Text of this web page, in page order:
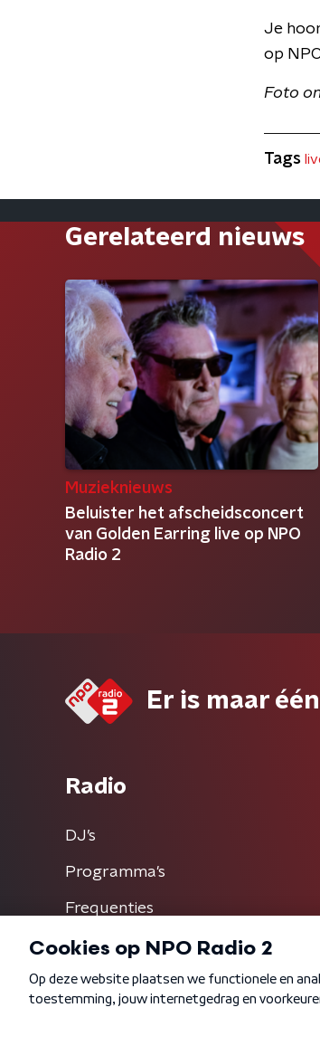
Je
op
​Foto
Tags
Gerelateerd nieuws
Muzieknieuws
Beluister het afscheidsconcert
van Golden Earring live op NPO
Radio 2
Er is maar
Radio
DJ’s
Programma's
Frequenties
Algemene voorwaarden Privacybeleid